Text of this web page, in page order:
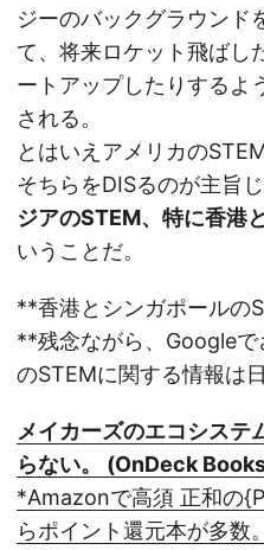
ジーのバックグラウンド
て、将来ロケット飛ばし
ートアップしたりするよ
される。
とはいえアメリカの
そちらをDISるのが主旨
ジアのSTEM、特に香港
いうことだ。
**香港とシンガポールの
**残念ながら、Googleで
のSTEMに関する情報は
メイカーズのエコシステ
らない。 (OnDeck
*Amazonで高須 正和の
らポイント還元本が多数